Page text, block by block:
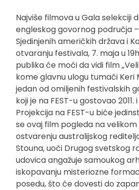
Najviše filmova u Gala selekciji
engleskog govornog područja
Sjedinjenih američkih država i
otvaranju festivala, 7. maja u
publika će moći da vidi film
kome glavnu ulogu tumači Keri
jedan od omiljenih festivalskih
koji je na FEST-u gostovao 2011.
Projekcija na FEST-u biće
se ovaj film pogleda na
ostvarenju australijskog
Stouna, uoči Drugog svetskog
udovica angažuje samoukog
iskopavanju misteriozne
posedu, što će dovesti do